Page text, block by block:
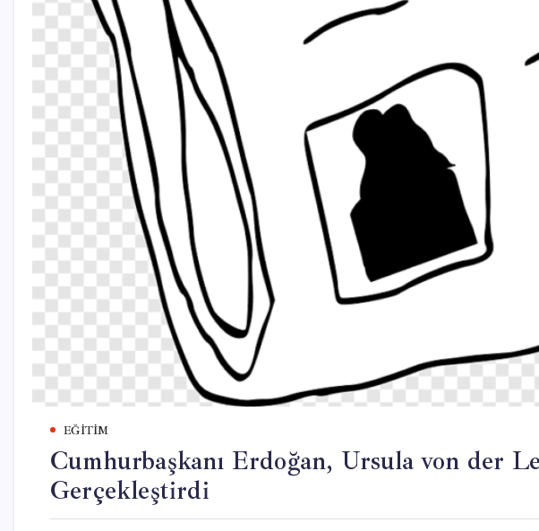
EĞITIM
Cumhurbaşkanı Erdoğan, Ursula von der
Gerçekleştirdi